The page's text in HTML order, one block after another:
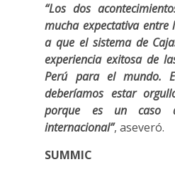
“Los dos
mucha expectativa entre
a que el sistema de
experiencia exitosa de
Perú para el mundo.
deberíamos estar
porque es un caso
internacional”, aseveró.
SUMMIC